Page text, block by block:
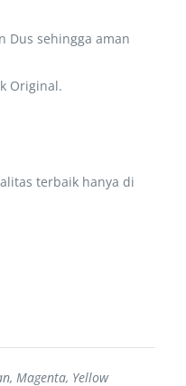
Dus sehingga aman
Original.
terbaik hanya di
Magenta, Yellow